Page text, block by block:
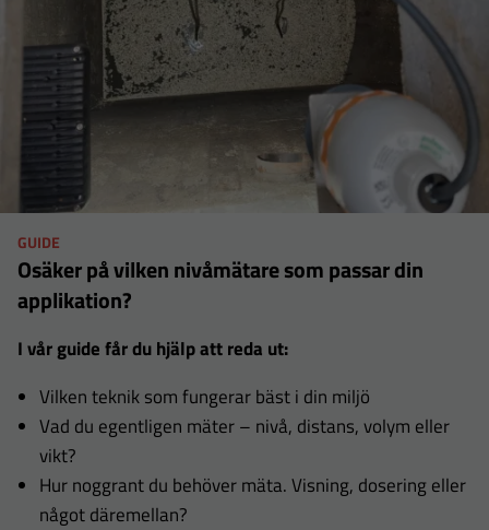
GUIDE
Osäker på vilken nivåmätare som passar din
applikation?
I vår guide får du hjälp att reda ut:
Vilken teknik som fungerar bäst i din miljö
Vad du egentligen mäter – nivå, distans, volym eller
vikt?
Hur noggrant du behöver mäta. Visning, dosering eller
något däremellan?
att hemsidan
över huvud
taget ska
fungera.
Statistik
För att vi ska
förbättra
och
baserat på
hur
används.